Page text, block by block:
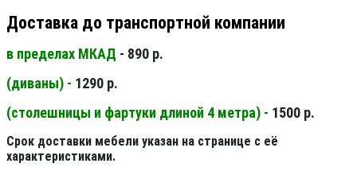
Доставка до транспортной компании
в пределах МКАД - 890 р.
(диваны) - 1290 р.
(столешницы и фартуки длиной 4 метра) - 1500 р.
Срок доставки мебели указан на странице с её
характеристиками.